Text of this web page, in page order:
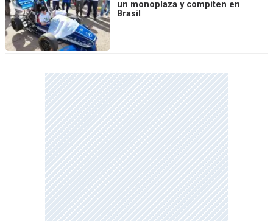
un monoplaza y compiten en
Brasil